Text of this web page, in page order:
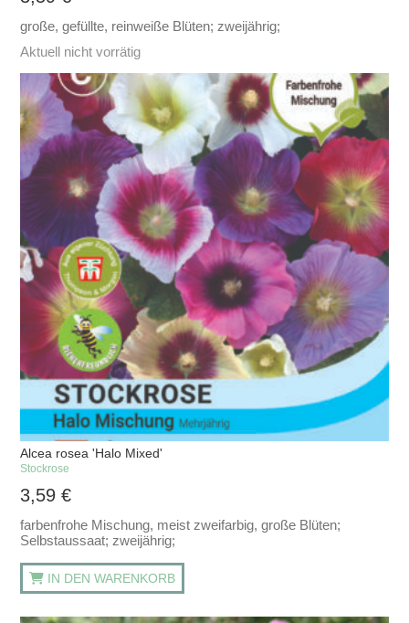
große, gefüllte, reinweiße Blüten; zweijährig;
Aktuell nicht vorrätig
Alcea rosea 'Halo Mixed'
Stockrose
3,59€
farbenfrohe Mischung, meist zweifarbig, große Blüten;
Selbstaussaat; zweijährig;
IN DEN WARENKORB